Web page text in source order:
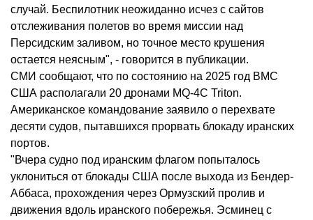
случай. Беспилотник неожиданно исчез с сайтов
отслеживания полетов во время миссии над
Персидским заливом, но точное место крушения
остается неясным", - говорится в публикации.
СМИ сообщают, что по состоянию на 2025 год ВМС
США располагали 20 дронами MQ-4C Triton.
Американское командование заявило о перехвате
десяти судов, пытавшихся прорвать блокаду иранских
портов.
"Вчера судно под иранским флагом попыталось
уклониться от блокады США после выхода из Бендер-
Аббаса, прохождения через Ормузский пролив и
движения вдоль иранского побережья. Эсминец с